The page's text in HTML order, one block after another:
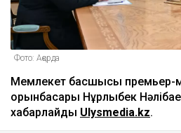
Фото: Ақорда
Мемлекет басшысы премьер-
орынбасары Нұрлыбек
хабарлайды Ulysmedia.kz.